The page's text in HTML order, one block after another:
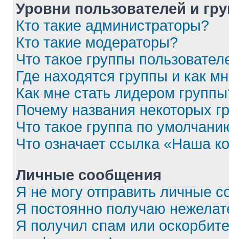
Уровни пользователей и
Кто такие администраторы?
Кто такие модераторы?
Что такое группы
Где находятся группы и как
Как мне стать лидером
Почему названия некоторых
Что такое группа по
Что означает ссылка «Наша
Личные сообщения
Я не могу отправить личные
Я постоянно получаю
Я получил спам или